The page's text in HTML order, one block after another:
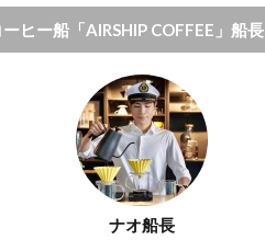
ーヒー船「AIRSHIP COFFEE」船長
ナオ船長